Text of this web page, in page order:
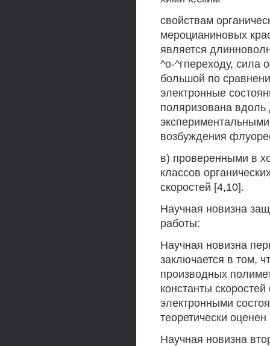
свойствам
мероцианиновых
является
^о-^гпереходу, сила
большой по
электронные
поляризована вдоль
возбуждения
в) проверенными в
классов
скоростей [4,10].
Научная новизна
работы:
Научная новизна
заключается в том,
производных
константы
электронными
теоретически
Научная новизна